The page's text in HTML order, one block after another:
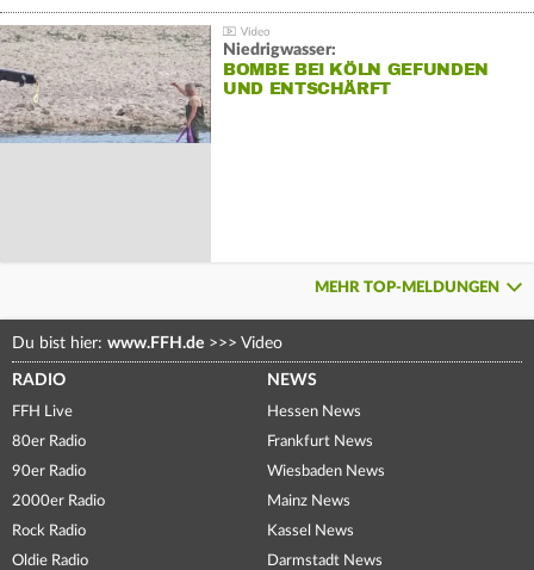
Niedrigwasser:
BOMBE BEI KÖLN GEFUNDEN
UND ENTSCHÄRFT
MEHR TOP-MELDUNGEN
Du bist hier: www.FFH.de >>> Video
RADIO
FFH Live
80er Radio
90er Radio
2000er Radio
Rock Radio
Oldie Radio
NEWS
Hessen News
Frankfurt News
Wiesbaden News
Mainz News
Kassel News
Darmstadt News